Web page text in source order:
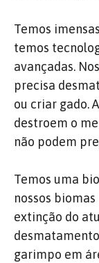
Temos
temos
avançadas.
precisa
ou criar gado.
destroem o
não podem
Temos uma
nossos
extinção do
garimpo em